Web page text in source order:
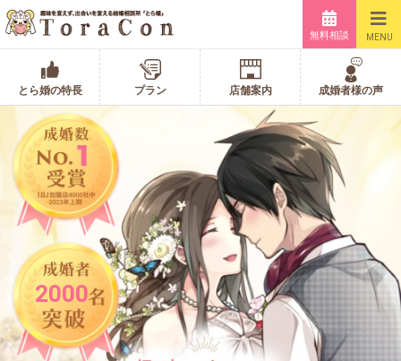
無料相談 MENU
とら婚の特長 プラン 店舗案内 成婚者様の声
2000